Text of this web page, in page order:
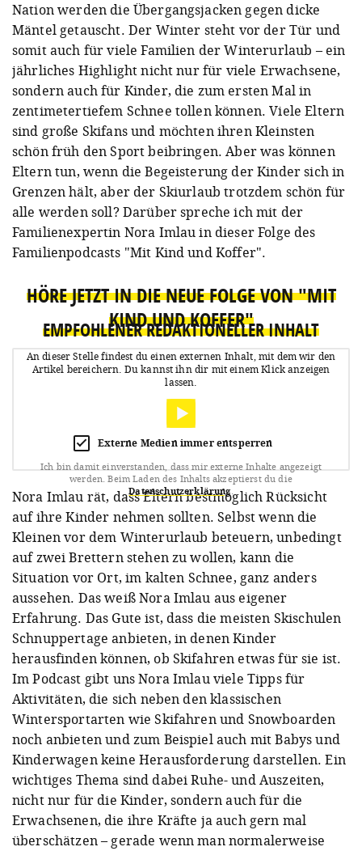
Nation werden die Übergangsjacken gegen dicke
Mäntel getauscht. Der Winter steht vor der Tür und
somit auch für viele Familien der Winterurlaub – ein
jährliches Highlight nicht nur für viele Erwachsene,
sondern auch für Kinder, die zum ersten Mal in
zentimetertiefem Schnee tollen können.Viele Eltern
sind große Skifans und möchten ihren Kleinsten
schön früh den Sport beibringen. Aber was können
Eltern tun, wenn die Begeisterung der Kinder sich in
Grenzen hält, aber der Skiurlaub trotzdem schön für
alle werden soll?Darüber spreche ich mit der
Familienexpertin Nora Imlau in dieser Folge des
Familienpodcasts "Mit Kind und Koffer".
HÖRE JETZT IN DIE NEUE FOLGE VON "MIT
KIND UND KOFFER"
EMPFOHLENER REDAKTIONELLER INHALT
An dieser Stelle findest du einen externen Inhalt, mit dem wir den
Artikel bereichern. Du kannst ihn dir mit einem Klick anzeigen
lassen.
Externe Medien immer entsperren
Ich bin damit einverstanden, dass mir externe Inhalte angezeigt
werden. Beim Laden des Inhalts akzeptierst du die
Datenschutzerklärung.
Nora Imlau rät, dass Eltern bestmöglich Rücksicht
auf ihre Kinder nehmen sollten. Selbst wenn die
Kleinen vor dem Winterurlaub beteuern, unbedingt
auf zwei Brettern stehen zu wollen, kann die
Situation vor Ort, im kalten Schnee, ganz anders
aussehen. Das weiß Nora Imlau aus eigener
Erfahrung. Das Gute ist, dass die meisten Skischulen
Schnuppertage anbieten, in denen Kinder
herausfinden können, ob Skifahren etwas für sie ist.
Im Podcast gibt uns Nora Imlau viele Tipps für
Aktivitäten, die sich neben den klassischen
Wintersportarten wie Skifahren und Snowboarden
noch anbieten und zum Beispiel auch mitBabys und
Kinderwagen keine Herausforderung darstellen. Ein
wichtiges Thema sind dabeiRuhe- und Auszeiten,
nicht nur für die Kinder, sondern auch für die
Erwachsenen, die ihre Kräfte ja auch gern mal
überschätzen – gerade wenn man normalerweise